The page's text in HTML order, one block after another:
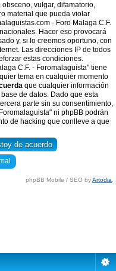
vulgar, difamatorio,
material que pueda violar
- Foro Malaga C.F.
Hacer eso provocará
y, si lo creemos oportuno, con
Las direcciones IP de todos
estas condiciones.
C.F. - Foromalaguista" tiene
tema en cualquier momento
que cualquier información
de datos. Dado que esta
parte sin su consentimiento,
ni phpBB podrán
de hacking que conlleve a que
phpBB Mobile / SEO byArtodia